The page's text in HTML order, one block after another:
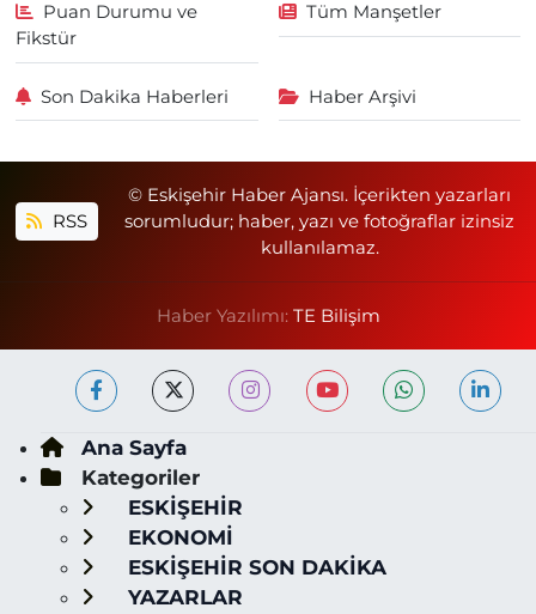
Puan Durumu ve
Fikstür
Tüm Manşetler
Son Dakika Haberleri Haber Arşivi
RSS
© Eskişehir Haber Ajansı. İçerikten yazarları
sorumludur; haber, yazı ve fotoğraflar izinsiz
kullanılamaz.
Haber Yazılımı: TE Bilişim
Ana Sayfa
Kategoriler
ESKİŞEHİR
EKONOMİ
ESKİŞEHİR SON DAKİKA
YAZARLAR